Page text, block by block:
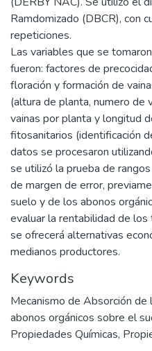
Ramdomizado (DBCR), con
repeticiones.
Las variables que se
fueron: factores de
floración y formación de
(altura de planta, numero de
vainas por planta y longitud
fitosanitarios (identificación
datos se procesaron
se utilizó la prueba de
de margen de error,
suelo y de los abonos
evaluar la rentabilidad de
se ofrecerá alternativas
medianos productores.
Keywords
Mecanismo de Absorción
abonos orgánicos sobre el
Propiedades Químicas,